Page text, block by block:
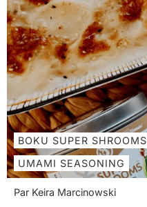
BOKU SUPER SHROOMS
UMAMI SEASONING
Par Keira Marcinowski